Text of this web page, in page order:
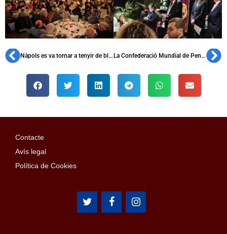
Nàpols es va tornar a tenyir de blaugrana La Confederació Mundial de Penyes s’uneix al Dia Mundial de les Malalties Minoritàries
Contacte
Avís legal
Política de Cookies